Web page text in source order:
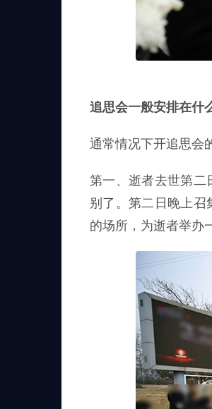
追思会一般安排在什
通常情况下开追思会
第一、逝者去世第二
别了。第二日晚上召
的场所，为逝者举办